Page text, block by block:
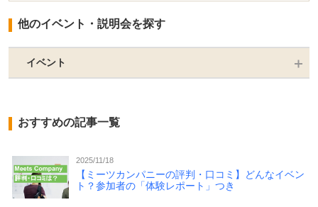
他のイベント・説明会を探す
イベント
おすすめの記事一覧
2025/11/18
【ミーツカンパニーの評判・口コミ】どんなイベン
ト？参加者の「体験レポート」つき